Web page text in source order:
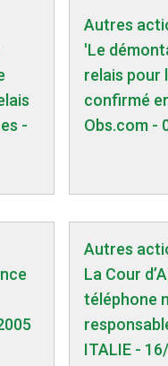
-
Autres
'Le
relais pour
confirmé
Obs.com -
Autres
La Cour
téléphone
ITALIE -